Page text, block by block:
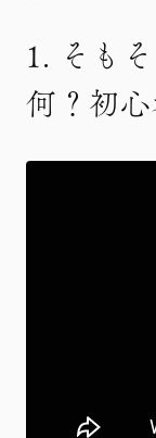
1. そも
何？初